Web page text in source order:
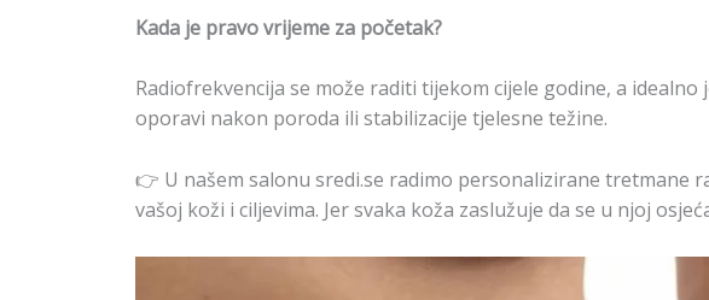
Kada je pravo vrijeme za početak?
Radiofrekvencija se može raditi tijekom cijele godine, a
oporavi nakon poroda ili stabilizacije tjelesne težine.
👉 U našem salonu sredi.se radimo personalizirane tretmane
vašoj koži i ciljevima. Jer svaka koža zaslužuje da se u njoj